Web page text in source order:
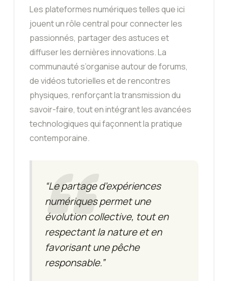
Les plateformes numériques telles que ici
jouent un rôle central pour connecter les
passionnés, partager des astuces et
diffuser les dernières innovations. La
communauté s’organise autour de forums,
de vidéos tutorielles et de rencontres
physiques, renforçant la transmission du
savoir-faire, tout en intégrant les avancées
technologiques qui façonnent la pratique
contemporaine.
“Le partage d’expériences
numériques permet une
évolution collective, tout en
respectant la nature et en
favorisant une pêche
responsable.”